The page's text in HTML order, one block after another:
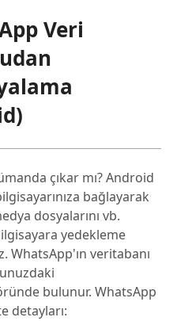
Veri
çıkar mı? Android
bağlayarak
dosyalarını vb.
yedekleme
veritabanı
bulunur. WhatsApp
detayları: